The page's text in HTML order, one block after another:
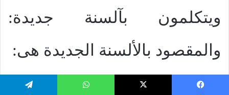
ويتكلمون بآلسنة جديدة:
والمقصود بالألسنة الجديدة هى: